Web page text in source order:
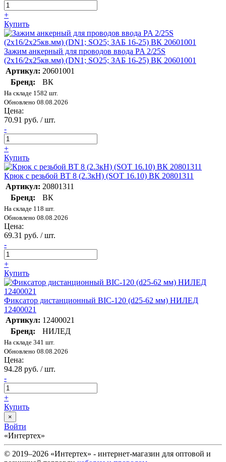
+
Купить
Зажим анкерный для проводов ввода PA 2/25S
(2х16/2х25кв.мм) (DN1; SO25; ЗАБ 16-25) ВК 20601001
Артикул: 20601001
Бренд:
ВК
На складе 1582 шт.
Обновлено 08.08.2026
Цена:
70.91 руб. / шт.
-
+
Купить
Крюк с резьбой BT 8 (2.3кН) (SOT 16.10) ВК 20801311
Артикул: 20801311
Бренд:
ВК
На складе 118 шт.
Обновлено 08.08.2026
Цена:
69.31 руб. / шт.
-
+
Купить
Фиксатор дистанционный BIC-120 (d25-62 мм) НИЛЕД
12400021
Артикул: 12400021
Бренд:
НИЛЕД
На складе 341 шт.
Обновлено 08.08.2026
Цена:
94.28 руб. / шт.
-
+
Купить
×
Войти
«Интертех»
© 2019–2026 «Интертех» - интернет-магазин для оптовой и